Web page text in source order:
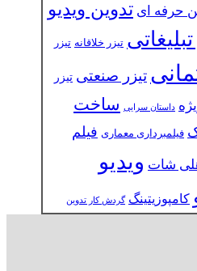
حرفه ای تدوین ویدیو
تیزر خلاقانه تیزر
تیزر صنعتی تیزر
داستان سرایی ساخت
فیلمبرداری معماری فیلم
شات ویدیو
کامپوزیتینگ گردش کار تدوین